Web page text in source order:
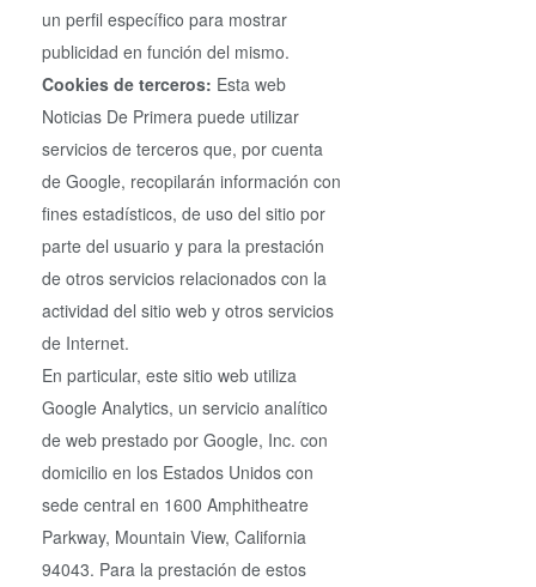
un perfil específico para mostrar
publicidad en función del mismo.
Cookies de terceros: Esta web
Noticias De Primera puede utilizar
servicios de terceros que, por cuenta
de Google, recopilarán información con
fines estadísticos, de uso del sitio por
parte del usuario y para la prestación
de otros servicios relacionados con la
actividad del sitio web y otros servicios
de Internet.
En particular, este sitio web utiliza
Google Analytics, un servicio analítico
de web prestado por Google, Inc. con
domicilio en los Estados Unidos con
sede central en 1600 Amphitheatre
Parkway, Mountain View, California
94043. Para la prestación de estos